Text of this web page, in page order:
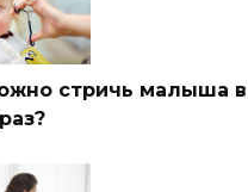
стричь малыша в